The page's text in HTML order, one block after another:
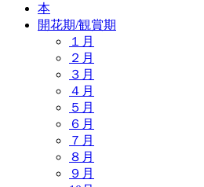
本
開花期/観賞期
１月
２月
３月
４月
５月
６月
７月
８月
９月